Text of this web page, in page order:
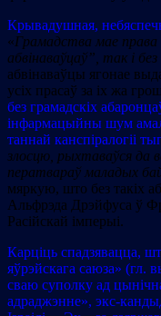
Крывадушная,
«Грамадства мае права
абвінаваўцаў”, так і
абвінаваўцы ягонае
усіх прасаў за іх жа
без грамадскіх
інфармацыйны шум
таннай канспіралогіі
злосцю, рыхтаваўся да
ператвараў маладых
мяркую, што без такіх
Альфрэда Дрэйфуса ў
Расійскай імперыі.
Карціць спадзявацца,
яўрэйскага саюза» (гл.
сваю суполку ад
адраджэнне», экс-